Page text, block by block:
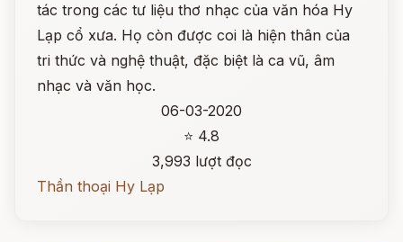
tác trong các tư liệu thơ nhạc của văn hóa Hy
Lạp cổ xưa. Họ còn được coi là hiện thân của
tri thức và nghệ thuật, đặc biệt là ca vũ, âm
nhạc và văn học.
06-03-2020
⭐ 4.8
3,993 lượt đọc
Thần thoại Hy Lạp